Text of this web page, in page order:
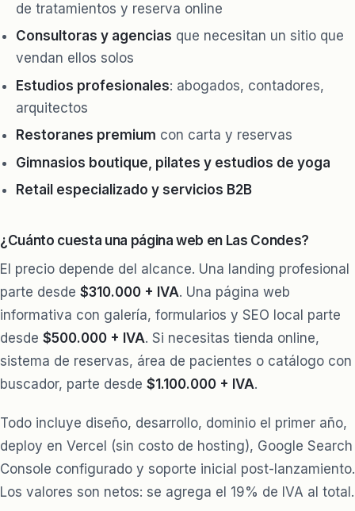
de tratamientos y reserva online
Consultoras y agencias que necesitan un sitio que
vendan ellos solos
Estudios profesionales: abogados, contadores,
arquitectos
Restoranes premium con carta y reservas
Gimnasios boutique, pilates y estudios de yoga
Retail especializado y servicios B2B
¿Cuánto cuesta una página web en Las Condes?
El precio depende del alcance. Una landing profesional
parte desde $310.000 + IVA. Una página web
informativa con galería, formularios y SEO local parte
desde $500.000 + IVA. Si necesitas tienda online,
sistema de reservas, área de pacientes o catálogo con
buscador, parte desde $1.100.000 + IVA.
Todo incluye diseño, desarrollo, dominio el primer año,
deploy en Vercel (sin costo de hosting), Google Search
Console configurado y soporte inicial post-lanzamiento.
Los valores son netos: se agrega el 19% de IVA al total.